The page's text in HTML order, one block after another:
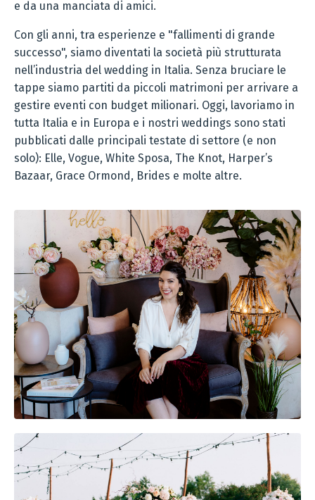
e da una manciata di amici.
Con gli anni, tra esperienze e "fallimenti di grande
successo", siamo diventati la società più strutturata
nell’industria del wedding in Italia. Senza bruciare le
tappe siamo partiti da piccoli matrimoni per arrivare a
gestire eventi con budget milionari. Oggi, lavoriamo in
tutta Italia e in Europa e i nostri weddings sono stati
pubblicati dalle principali testate di settore (e non
solo): Elle, Vogue, White Sposa, The Knot, Harper’s
Bazaar, Grace Ormond, Brides e molte altre.